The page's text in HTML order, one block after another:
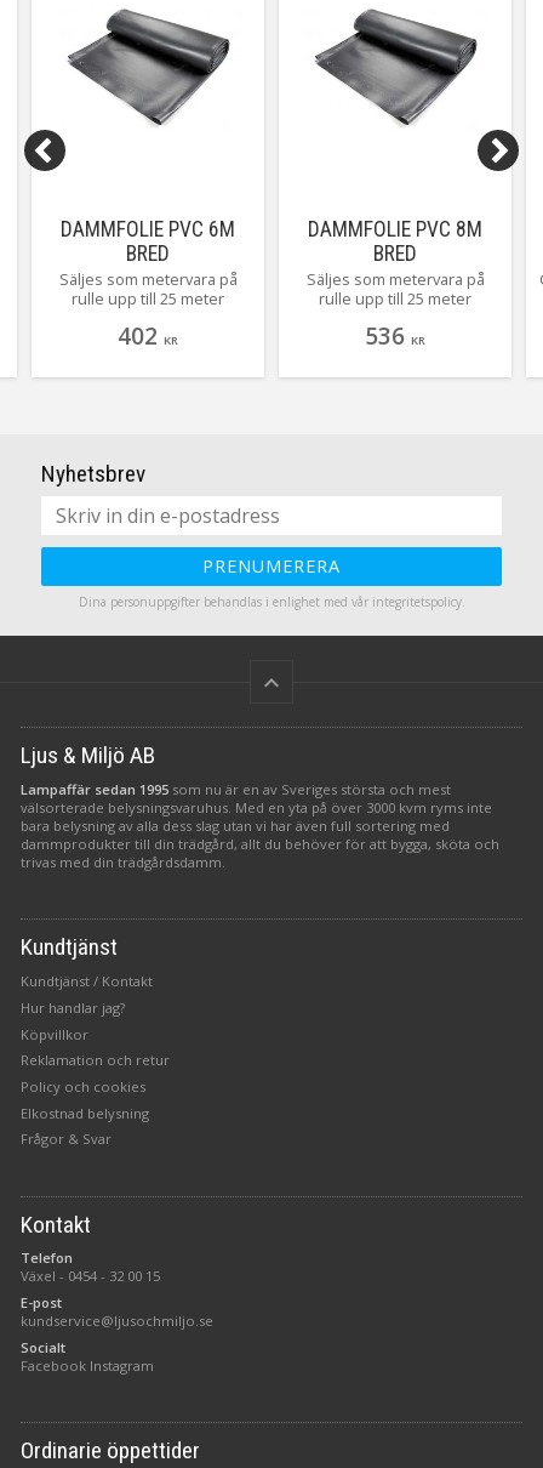
DAMMFOLIE PVC 6M
BRED
Säljes som metervara på
rulle upp till 25 meter
402 KR
DAMMFOLIE PVC 8M
BRED
Säljes som metervara på
rulle upp till 25 meter
536 KR
Nyhetsbrev
PRENUMERERA
Dina personuppgifter behandlas i enlighet med vår integritetspolicy.
keyboard_arrow_up
Ljus & Miljö AB
Lampaffär sedan 1995 som nu är en av Sveriges största och mest
välsorterade belysningsvaruhus. Med en yta på över 3000 kvm ryms inte
bara belysning av alla dess slag utan vi har även full sortering med
dammprodukter till din trädgård, allt du behöver för att bygga, sköta och
trivas med din trädgårdsdamm.
Kundtjänst
Kundtjänst / Kontakt
Hur handlar jag?
Köpvillkor
Reklamation och retur
Policy och cookies
Elkostnad belysning
Frågor & Svar
Kontakt
Telefon
Växel - 0454 - 32 00 15
E-post
kundservice@ljusochmiljo.se
Socialt
Facebook Instagram
Ordinarie öppettider